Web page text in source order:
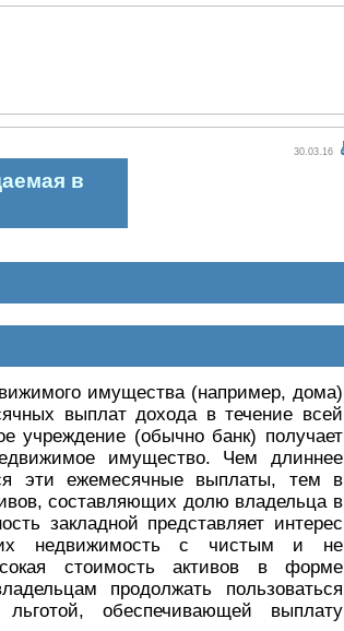
в
30.03.16
имущества (например, дома)
выплат дохода в течение всей
учреждение (обычно банк) получает
имущество. Чем длиннее
эти ежемесячные выплаты, тем в
составляющих долю владельца в
закладной представляет интерес
недвижимость с чистым и не
стоимость активов в форме
продолжать пользоваться
обеспечивающей выплату